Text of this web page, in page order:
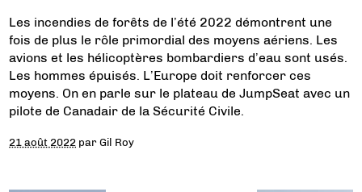
Les incendies de forêts de l’été 2022 démontrent une
fois de plus le rôle primordial des moyens aériens. Les
avions et les hélicoptères bombardiers d’eau sont usés.
Les hommes épuisés. L’Europe doit renforcer ces
moyens. On en parle sur le plateau de JumpSeat avec un
pilote de Canadair de la Sécurité Civile.
21 août 2022 parGil Roy